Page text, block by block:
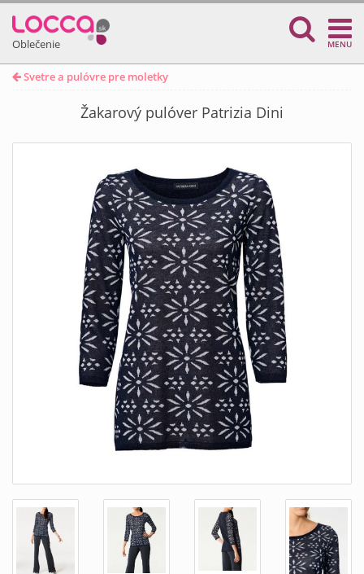
Oblečenie MENU
Svetre a pulóvre pre moletky
Žakarový pulóver Patrizia Dini